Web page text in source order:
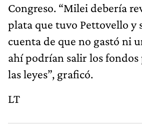
Congreso. “Milei debería
plata que tuvo Pettovello y
cuenta de que no gastó ni
ahí podrían salir los
las leyes”, graficó.
LT